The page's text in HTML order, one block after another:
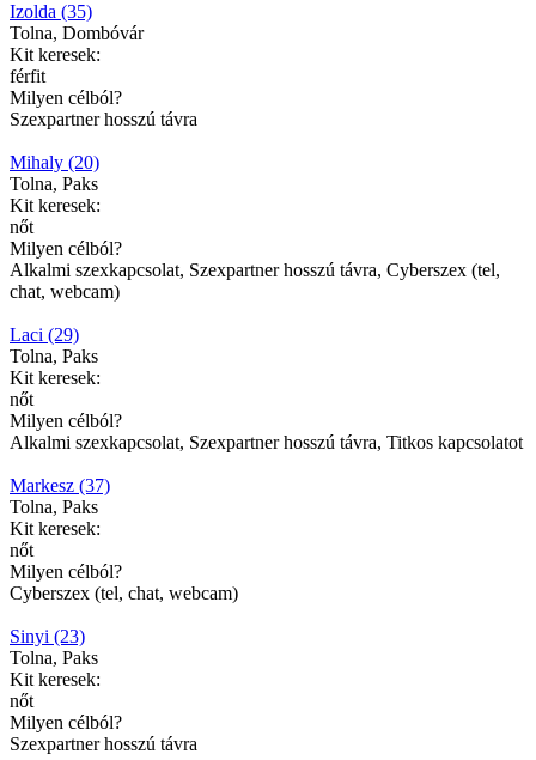
Izolda (35)
Tolna, Dombóvár
Kit keresek:
férfit
Milyen célból?
Szexpartner hosszú távra
Mihaly (20)
Tolna, Paks
Kit keresek:
nőt
Milyen célból?
Alkalmi szexkapcsolat, Szexpartner hosszú távra, Cyberszex (tel,
chat, webcam)
Laci (29)
Tolna, Paks
Kit keresek:
nőt
Milyen célból?
Alkalmi szexkapcsolat, Szexpartner hosszú távra, Titkos kapcsolatot
Markesz (37)
Tolna, Paks
Kit keresek:
nőt
Milyen célból?
Cyberszex (tel, chat, webcam)
Sinyi (23)
Tolna, Paks
Kit keresek:
nőt
Milyen célból?
Szexpartner hosszú távra